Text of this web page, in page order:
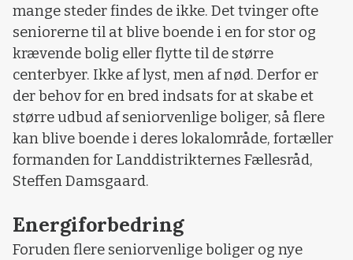
mange steder findes de ikke. Det tvinger ofte
seniorerne til at blive boende i en for stor og
krævende bolig eller flytte til de større
centerbyer. Ikke af lyst, men af nød. Derfor er
der behov for en bred indsats for at skabe et
større udbud af seniorvenlige boliger, så flere
kan blive boende i deres lokalområde, fortæller
formanden for Landdistrikternes Fællesråd,
Steffen Damsgaard.
Energiforbedring
Foruden flere seniorvenlige boliger og nye